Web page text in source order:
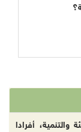
أفرادا